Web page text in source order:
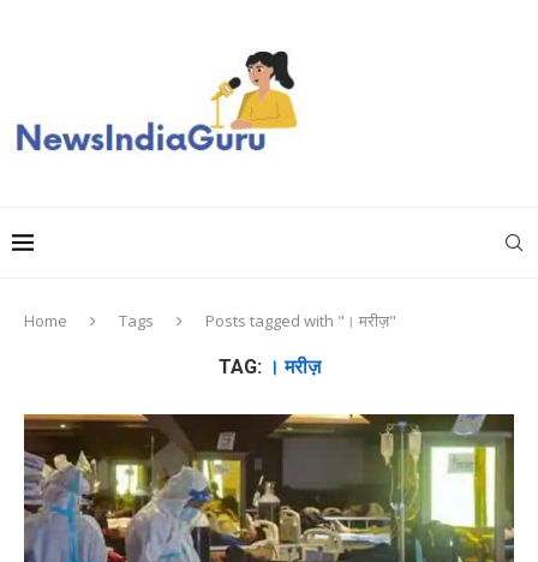
Home Tags Posts tagged with "। मरीज़"
TAG: । मरीज़